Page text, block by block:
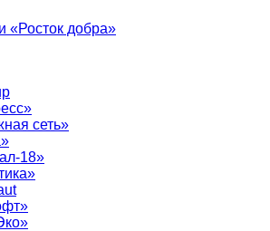
«Росток добра»
сеть»
18»